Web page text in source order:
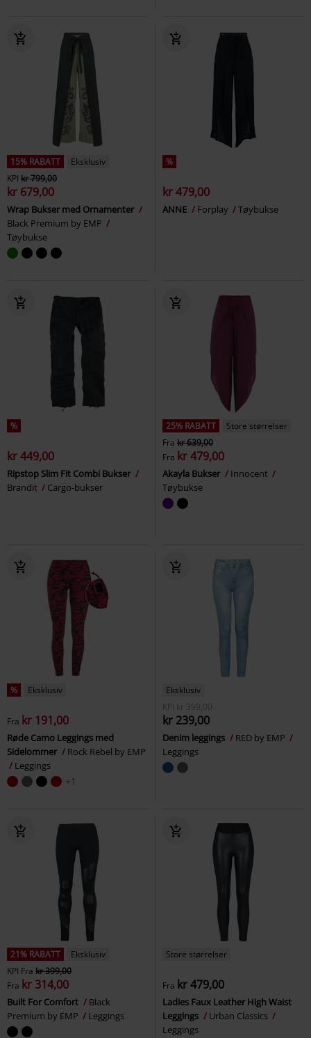
15% RABATT
Eksklusiv
KPI kr 799,00
kr 679,00
Wrap Bukser med Ornamenter
Black Premium by EMP
Tøybukse
%
kr 479,00
ANNE Forplay Tøybukse
%
kr 449,00
Ripstop Slim Fit Combi Bukser
Brandit
Cargo-bukser
25% RABATT
Store størrelser
Fra kr 639,00
Fra kr 479,00
Akayla Bukser
Innocent
Tøybukse
% Eksklusiv
Fra kr 191,00
Røde Camo Leggings med
Sidelommer
Rock Rebel by EMP
Leggings
+1
Eksklusiv
KPI
kr 399,00
kr 239,00
Denim leggings
RED by EMP
Leggings
21% RABATT
Eksklusiv
KPI Fra kr 399,00
Fra kr 314,00
Built For Comfort
Black
Premium by EMP
Leggings
Store størrelser
Fra kr 479,00
Ladies Faux Leather High Waist
Leggings
Urban Classics
Leggings